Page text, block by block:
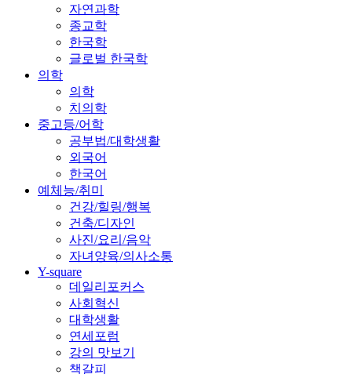
자연과학
종교학
한국학
글로벌 한국학
의학
의학
치의학
중고등/어학
공부법/대학생활
외국어
한국어
예체능/취미
건강/힐링/행복
건축/디자인
사진/요리/음악
자녀양육/의사소통
Y-square
데일리포커스
사회혁신
대학생활
연세포럼
강의 맛보기
책갈피